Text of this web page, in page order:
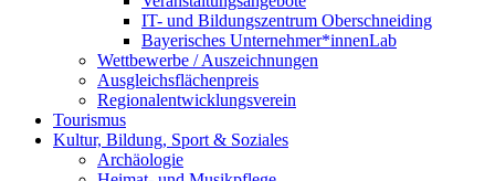
IT- und Bildungszentrum Oberschneiding
Bayerisches Unternehmer*innenLab
Wettbewerbe / Auszeichnungen
Ausgleichsflächenpreis
Regionalentwicklungsverein
Tourismus
Kultur, Bildung, Sport & Soziales
Archäologie